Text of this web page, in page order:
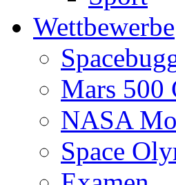
Wettbewerbe
Mars 500
NASA
Space